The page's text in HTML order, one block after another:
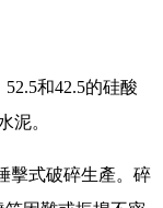
和42.5的硅酸
泥。
擊式破碎生產。碎